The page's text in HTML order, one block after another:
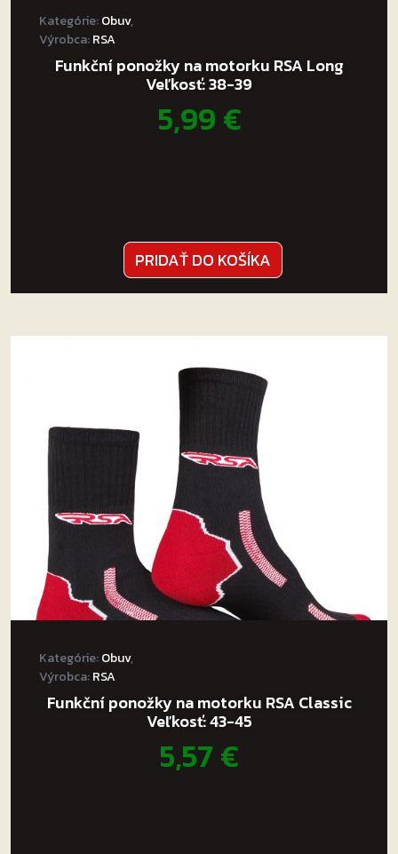
Kategórie:Obuv,
Výrobca:RSA
Funkční ponožky na motorku RSA Long
Veľkosť: 38-39
5,99€
PRIDAŤ DO KOŠÍKA
Kategórie:Obuv,
Výrobca:RSA
Funkční ponožky na motorku RSA Classic
Veľkosť: 43-45
5,57€